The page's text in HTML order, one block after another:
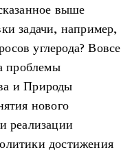
выше
задачи, например,
углерода? Вовсе
проблемы
и Природы
нового
реализации
достижения